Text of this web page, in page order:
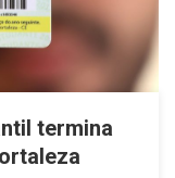
termina